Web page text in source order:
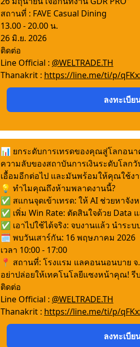
สถานที่ : FAVE Casual Dining
13.00 - 20.00 น.
26 มิ.ย. 2026
ติดต่อ
Line Official : @WELTRADE.TH
Thanakrit : https://line.me/ti/p/
ลงทะเบี
📊 ยกระดับการเทรดของคุณสู่โลกอน
ความลับของสถาบันการเงินระดับโลก
เอื้อมอีกต่อไป และมันพร้อมให้คุณใช้ง
💡 ทำไมคุณถึงห้ามพลาดงานนี้?
✅ สแกนจุดเข้าเทรด: ให้ AI ช่วยหาจั
✅ เพิ่ม Win Rate: ตัดสินใจด้วย
✅ เอาไปใช้ได้จริง: จบงานแล้ว นำร
🗓 พบวันเสาร์กัน: 16 พฤษภาคม 2026
เวลา 10:00 - 17:00
📍 สถานที่: โรงแรม แลคอนนอนบาย
อย่าปล่อยให้เทคโนโลยีแซงหน้าคุณ! รี
ติดต่อ
Line Official : @WELTRADE.TH
Thanakrit : https://line.me/ti/p/
ลงทะเบี